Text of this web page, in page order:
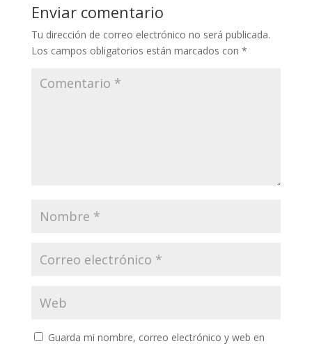
Enviar comentario
Tu dirección de correo electrónico no será publicada.
Los campos obligatorios están marcados con *
Guarda mi nombre, correo electrónico y web en